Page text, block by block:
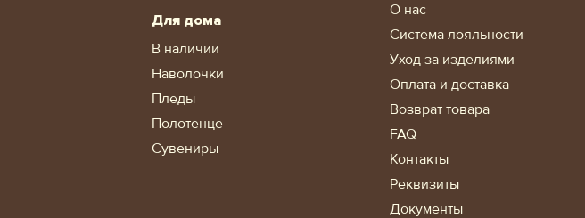
Для дома
В наличии
Наволочки
Пледы
Полотенце
Сувениры
О нас
Система лояльности
Уход за изделиями
Оплата и доставка
Возврат товара
FAQ
Контакты
Реквизиты
Документы